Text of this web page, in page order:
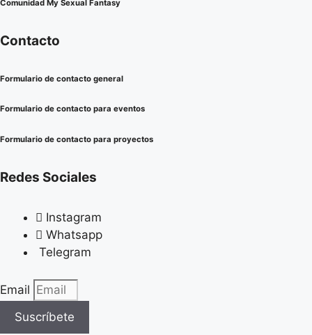
Comunidad My Sexual Fantasy
Contacto
Formulario de contacto general
Formulario de contacto para eventos
Formulario de contacto para proyectos
Redes Sociales
Instagram
Whatsapp
Telegram
Email
Suscríbete